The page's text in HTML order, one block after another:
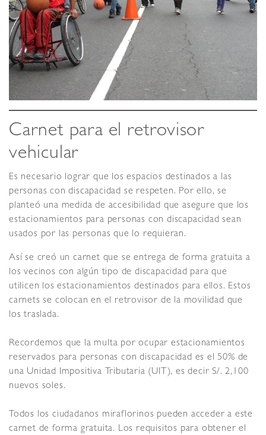
Carnet para el retrovisor
vehicular
Es necesario lograr que los espacios destinados a las
personas con discapacidad se respeten. Por ello, se
planteó una medida de accesibilidad que asegure que los
estacionamientos para personas con discapacidad sean
usados por las personas que lo requieran.
Así se creó un carnet que se entrega de forma gratuita a
los vecinos con algún tipo de discapacidad para que
utilicen los estacionamientos destinados para ellos. Estos
carnets se colocan en el retrovisor de la movilidad que
los traslada.
Recordemos que la multa por ocupar estacionamientos
reservados para personas con discapacidad es el 50% de
una Unidad Impositiva Tributaria (UIT), es decir S/. 2,100
nuevos soles.
Todos los ciudadanos miraflorinos pueden acceder a este
carnet de forma gratuita. Los requisitos para obtener el